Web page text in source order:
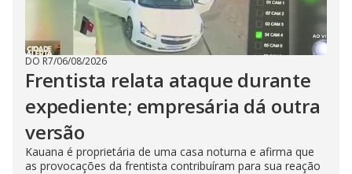
DO R7/06/08/2026
Frentista relata ataque durante
expediente; empresária dá outra
versão
Kauana é proprietária de uma casa noturna e afirma que
as provocações da frentista contribuíram para sua reação